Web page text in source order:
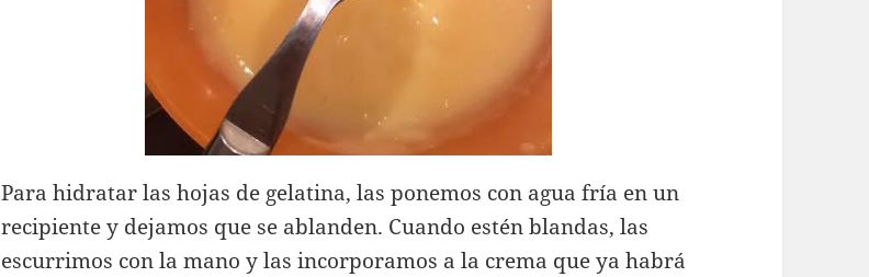
Para hidratar las hojas de gelatina, las ponemos con agua fría en un
recipiente y dejamos que se ablanden. Cuando estén blandas, las
escurrimos con la mano y las incorporamos a la crema que ya habrá